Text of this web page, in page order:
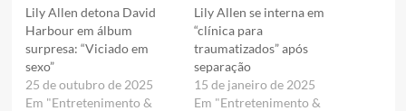
Lily Allen detona David
Harbour em álbum
surpresa: “Viciado em
sexo”
25 de outubro de 2025
Em "Entretenimento &
Lily Allen se interna em
“clínica para
traumatizados” após
separação
15 de janeiro de 2025
Em "Entretenimento &